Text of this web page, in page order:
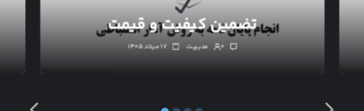
تضمین کیفیت و قیمت
۱۷ مرداد ۱۴۰۵ مدیریت ۰